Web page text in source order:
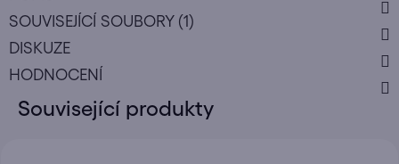
SOUVISEJÍCÍ SOUBORY (1)
DISKUZE
HODNOCENÍ
Související produkty